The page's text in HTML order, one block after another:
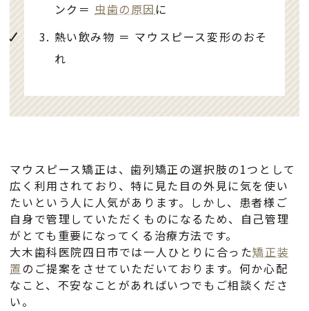
ンク＝ 虫歯の原因 に
熱い飲み物 ＝ マウスピース変形のおそ
れ
マウスピース矯正は、歯列矯正の選択肢の1つとして
広く利用されており、特に見た目の外見に気を使い
たいという人に人気があります。しかし、患者様ご
自身で管理していただくものになるため、自己管理
がとても重要になってくる治療方法です。
大木歯科医院四日市では一人ひとりに合った矯正装
置のご提案をさせていただいております。何か心配
なこと、不安なことがあればいつでもご相談くださ
い。